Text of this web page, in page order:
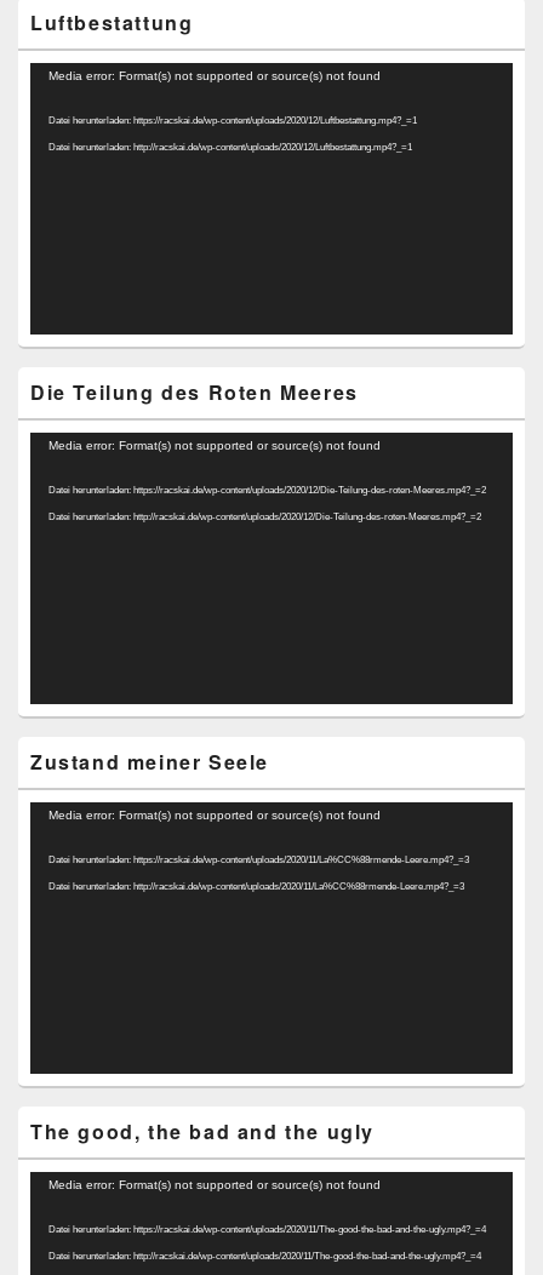
Luftbestattung
Video-
Media error: Format(s) not supported or source(s) not found
Datei herunterladen: https://racskai.de/wp-content/uploads/2020/12/Luftbestattung.mp4?_=1
Datei herunterladen: http://racskai.de/wp-content/uploads/2020/12/Luftbestattung.mp4?_=1
Die Teilung des Roten Meeres
Video-
Media error: Format(s) not supported or source(s) not found
Datei herunterladen: https://racskai.de/wp-content/uploads/2020/12/Die-Teilung-des-roten-Meeres.mp4?_=2
Datei herunterladen: http://racskai.de/wp-content/uploads/2020/12/Die-Teilung-des-roten-Meeres.mp4?_=2
Zustand meiner Seele
Video-
Media error: Format(s) not supported or source(s) not found
Datei herunterladen: https://racskai.de/wp-content/uploads/2020/11/La%CC%88rmende-Leere.mp4?_=3
Datei herunterladen: http://racskai.de/wp-content/uploads/2020/11/La%CC%88rmende-Leere.mp4?_=3
The good, the bad and the ugly
Video-
Media error: Format(s) not supported or source(s) not found
Datei herunterladen: https://racskai.de/wp-content/uploads/2020/11/The-good-the-bad-and-the-ugly.mp4?_=4
Datei herunterladen: http://racskai.de/wp-content/uploads/2020/11/The-good-the-bad-and-the-ugly.mp4?_=4